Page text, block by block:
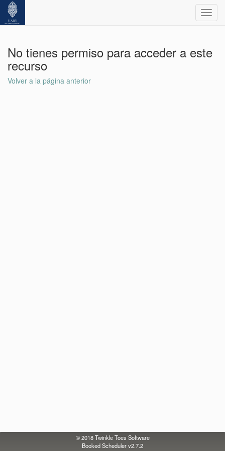
No tienes permiso para acceder a este
recurso
Volver a la página anterior
© 2018Twinkle Toes Software
Booked Scheduler v2.7.2